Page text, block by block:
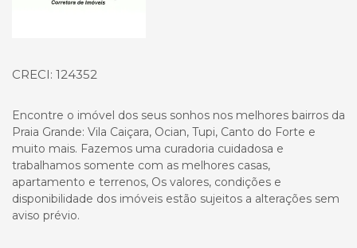
CRECI: 124352
Encontre o imóvel dos seus sonhos nos melhores bairros da
Praia Grande: Vila Caiçara, Ocian, Tupi, Canto do Forte e
muito mais. Fazemos uma curadoria cuidadosa e
trabalhamos somente com as melhores casas,
apartamento e terrenos, Os valores, condições e
disponibilidade dos imóveis estão sujeitos a alterações sem
aviso prévio.